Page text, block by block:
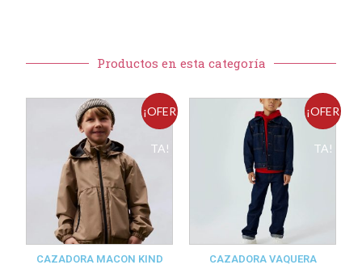
Productos en esta categoría
¡OFER
TA!
CAZADORA MACON KIND
¡OFER
TA!
CAZADORA VAQUERA